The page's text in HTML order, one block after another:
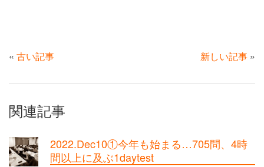
« 古い記事 新しい記事 »
関連記事
2022.Dec10①今年も始まる…705問、4時
間以上に及ぶ1daytest